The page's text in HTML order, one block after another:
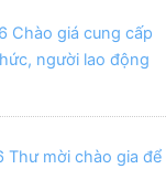
Chào giá cung cấp
người lao động
Thư mời chào gia để